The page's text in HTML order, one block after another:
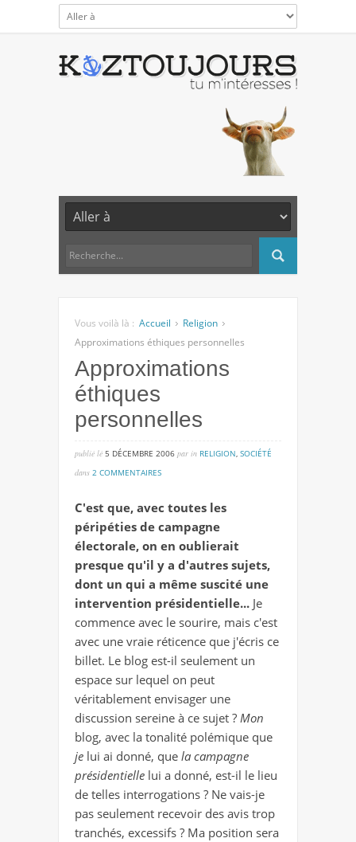
Vous voilà là : Accueil
Religion
Approximations éthiques personnelles
Approximations
éthiques
personnelles
publié lé 5 DÉCEMBRE 2006 par in RELIGION SOCIÉTÉ
dans 2 COMMENTAIRESsur
éthiques
personnelles
C'est que, avec toutes les
péripéties de campagne
électorale, on en oublierait
presque qu'il y a d'autres sujets,
dont un qui a même suscité une
intervention présidentielle... Je
commence avec le sourire, mais c'est
avec une vraie réticence que j'écris ce
billet. Le blog est-il seulement un
espace sur lequel on peut
véritablement envisager une
discussion sereine à ce sujet ? Mon
blog, avec la tonalité polémique que
je lui ai donné, que la campagne
présidentielle lui a donné, est-il le lieu
de telles interrogations ? Ne vais-je
pas seulement recevoir des avis trop
tranchés, excessifs ? Ma position sera